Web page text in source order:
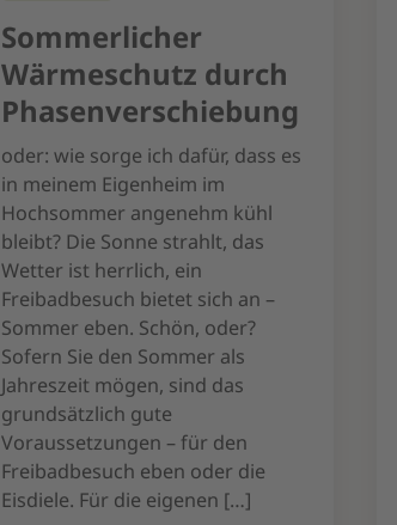
Sommerlicher
Wärmeschutz durch
Phasenverschiebung
oder: wie sorge ich dafür, dass es
in meinem Eigenheim im
Hochsommer angenehm kühl
bleibt? Die Sonne strahlt, das
Wetter ist herrlich, ein
Freibadbesuch bietet sich an –
Sommer eben. Schön, oder?
Sofern Sie den Sommer als
Jahreszeit mögen, sind das
grundsätzlich gute
Voraussetzungen – für den
Freibadbesuch eben oder die
Eisdiele. Für die eigenen […]